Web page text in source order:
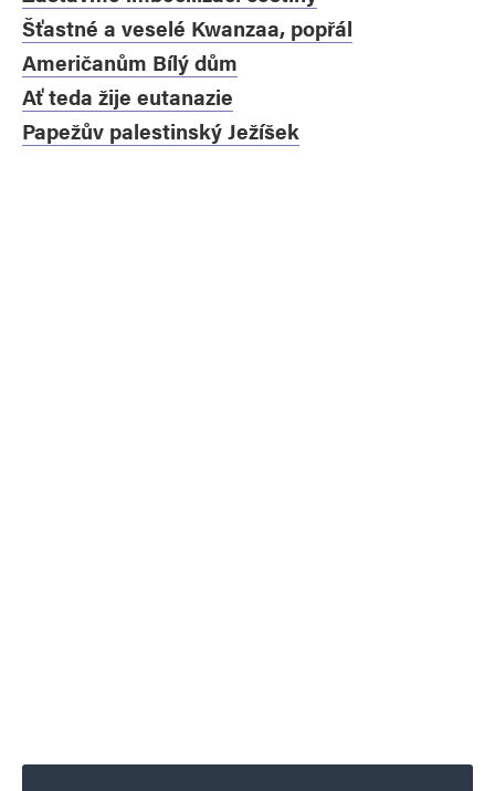
Šťastné a veselé Kwanzaa, popřál
Američanům Bílý dům
Ať teda žije eutanazie
Papežův palestinský Ježíšek